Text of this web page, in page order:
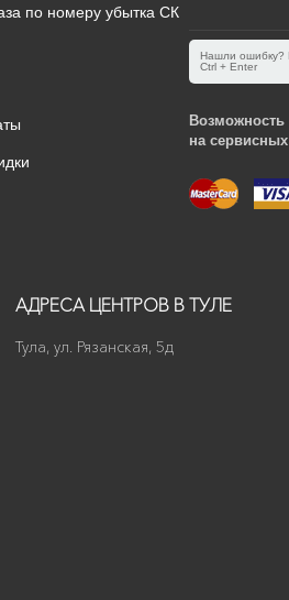
по номеру убытка СК
Нашли ошибку?
Ctrl + Enter
Возможность
на
АДРЕСА ЦЕНТРОВ В ТУЛЕ
Тула, ул. Рязанская, 5д